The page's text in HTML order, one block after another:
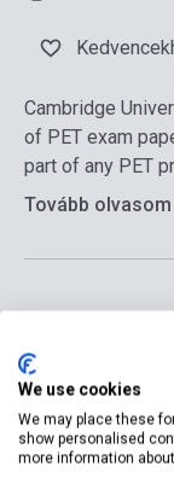
Cambridge
of PET exam
part of any PET
Tovább olvasom
We use cookies
We may place these
show personalised
more information